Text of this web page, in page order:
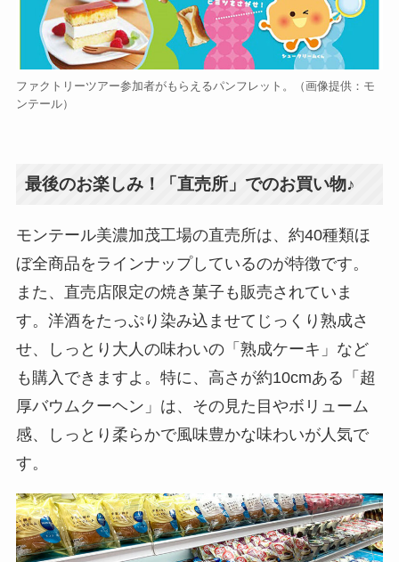
ファクトリーツアー参加者がもらえるパンフレット。（画像提供：モ
ンテール）
最後のお楽しみ！「直売所」でのお買い物♪
モンテール美濃加茂工場の直売所は、約40種類ほ
ぼ全商品をラインナップしているのが特徴です。
また、直売店限定の焼き菓子も販売されていま
す。洋酒をたっぷり染み込ませてじっくり熟成さ
せ、しっとり大人の味わいの「熟成ケーキ」など
も購入できますよ。特に、高さが約10cmある「超
厚バウムクーヘン」は、その見た目やボリューム
感、しっとり柔らかで風味豊かな味わいが人気で
す。